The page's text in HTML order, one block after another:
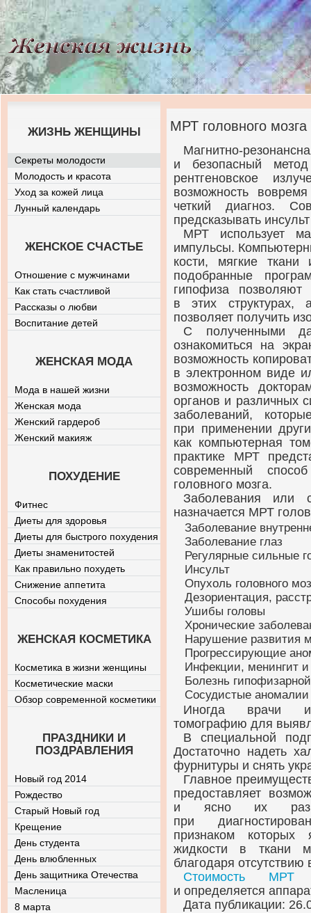
МРТ головного мозга
Магнитно-
и безопасный
рентгеновское
возможность
четкий диагноз.
предсказывать
МРТ использует
импульсы.
кости, мягкие
подобранные
гипофиза
в этих структурах,
позволяет получить
С полученными
ознакомиться на
возможность
в электронном виде
возможность
органов и различных
заболеваний,
при применении
как компьютерная
практике МРТ
современный
головного мозга.
Заболевания или
назначается МРТ
Заболевание
Заболевание глаз
Регулярные сильные
Инсульт
Опухоль головного
Дезориентация,
Ушибы головы
Хронические
Нарушение развития
Прогрессирующие
Инфекции, менингит
Болезнь
Сосудистые аномалии
Иногда врачи
томографию для
В специальной
Достаточно надеть
фурнитуры и снять
Главное
предоставляет
и ясно их
при
признаком которых
жидкости в ткани
благодаря отсутствию
Стоимость МРТ
и определяется
Дата публикации:
ЖИЗНЬ ЖЕНЩИНЫ
Секреты молодости
Молодость и красота
Уход за кожей лица
Лунный календарь
ЖЕНСКОЕ СЧАСТЬЕ
Отношение с мужчинами
Как стать счастливой
Рассказы о любви
Воспитание детей
ЖЕНСКАЯ МОДА
Мода в нашей жизни
Женская мода
Женский гардероб
Женский макияж
ПОХУДЕНИЕ
Фитнес
Диеты для здоровья
Диеты для быстрого похудения
Диеты знаменитостей
Как правильно похудеть
Снижение аппетита
Способы похудения
ЖЕНСКАЯ КОСМЕТИКА
Косметика в жизни женщины
Косметические маски
Обзор современной косметики
ПРАЗДНИКИ И
ПОЗДРАВЛЕНИЯ
Новый год 2014
Рождество
Старый Новый год
Крещение
День студента
День влюбленных
День защитника Отечества
Масленица
8 марта